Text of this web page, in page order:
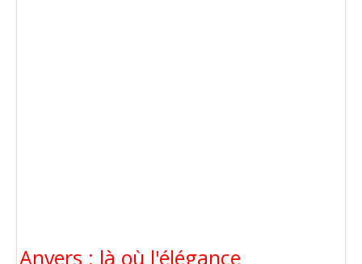
Anvers : là où l'élégance